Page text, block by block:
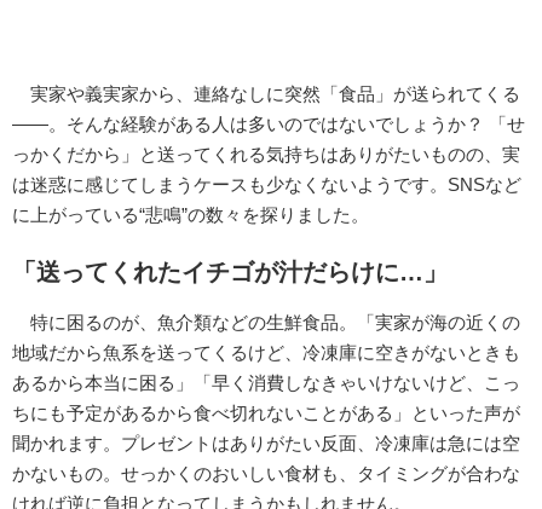
実家や義実家から、連絡なしに突然「食品」が送られてくる
――。そんな経験がある人は多いのではないでしょうか？ 「せ
っかくだから」と送ってくれる気持ちはありがたいものの、実
は迷惑に感じてしまうケースも少なくないようです。SNSなど
に上がっている“悲鳴”の数々を探りました。
「送ってくれたイチゴが汁だらけに…」
特に困るのが、魚介類などの生鮮食品。「実家が海の近くの
地域だから魚系を送ってくるけど、冷凍庫に空きがないときも
あるから本当に困る」「早く消費しなきゃいけないけど、こっ
ちにも予定があるから食べ切れないことがある」といった声が
聞かれます。プレゼントはありがたい反面、冷凍庫は急には空
かないもの。せっかくのおいしい食材も、タイミングが合わな
ければ逆に負担となってしまうかもしれません。